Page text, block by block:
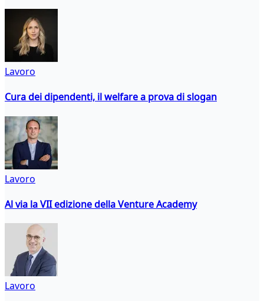
Lavoro
Cura dei dipendenti, il welfare a prova di slogan
Lavoro
Al via la VII edizione della Venture Academy
Lavoro